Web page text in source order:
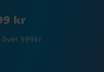
kr
599kr